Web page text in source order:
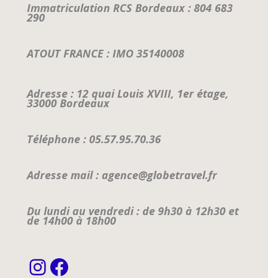
Immatriculation RCS Bordeaux : 804 683
290
ATOUT FRANCE : IMO 35140008
Adresse : 12 quai Louis XVIII, 1er étage,
33000 Bordeaux
Téléphone : 05.57.95.70.36
Adresse mail : agence@globetravel.fr
Du lundi au vendredi : de 9h30 à 12h30 et
de 14h00 à 18h00
Instagram
Facebook